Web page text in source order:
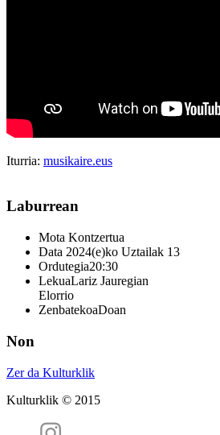
Iturria: musikaire.eus
Laburrean
Mota Kontzertua
Data 2024(e)ko Uztailak 13
Ordutegia20:30
LekuaLariz Jauregian
Elorrio
ZenbatekoaDoan
Non
Zer da Kulturklik
Kulturklik © 2015